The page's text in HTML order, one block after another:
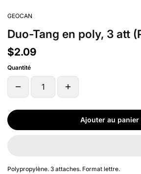
GEOCAN
Duo-Tang en poly, 3 att
$2.09
Quantité
Ajouter au panier
Polypropylène. 3 attaches. Format lettre.